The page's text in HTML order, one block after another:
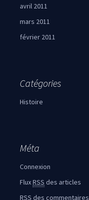
avril 2011
mars 2011
février 2011
Catégories
Histoire
Méta
Connexion
FluxRSS des articles
RSS des commentaires